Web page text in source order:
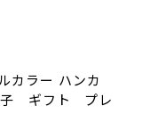
カラー ハンカ
ギフト プレ